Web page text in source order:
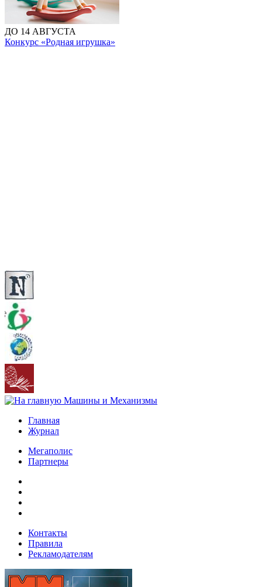
ДО 14 АВГУСТА
Конкурс «Родная игрушка»
Главная
Журнал
Мегаполис
Партнеры
Контакты
Правила
Рекламодателям